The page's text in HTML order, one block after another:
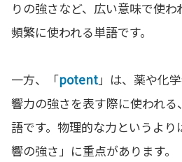
りの強さなど、広い意味で使
頻繁に使われる単語です。
一方、「potent」は、薬や化
響力の強さを表す際に使われ
語です。物理的な力というよ
響の強さ」に重点があります。